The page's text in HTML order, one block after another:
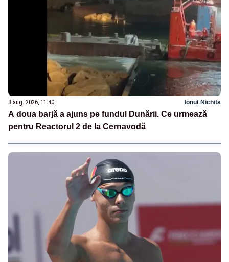
8 aug. 2026, 11:40 Ionuț Nichita
A doua barjă a ajuns pe fundul Dunării. Ce urmează
pentru Reactorul 2 de la Cernavodă